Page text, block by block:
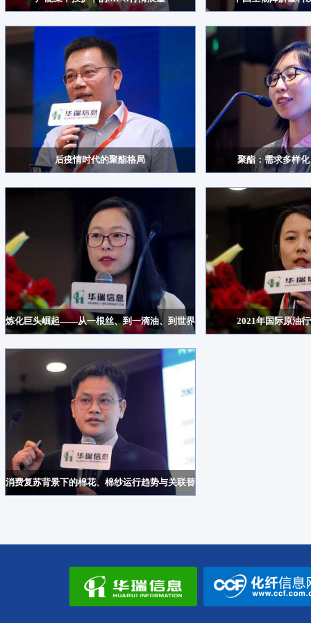
后疫情时代的聚酯格局 聚酯：需求多样
炼化巨头崛起——从一根丝、到一滴油、到世界万物 2021年国际原油
消费复苏背景下的棉花、棉纱运行趋势与关联替代品研究